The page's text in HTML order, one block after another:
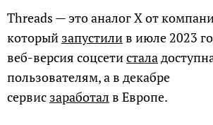
Threads — это аналог X от
который запустилив июле 2023
веб-версия соцсетистала
пользователям, а в декабре
сервис заработал в Европе.